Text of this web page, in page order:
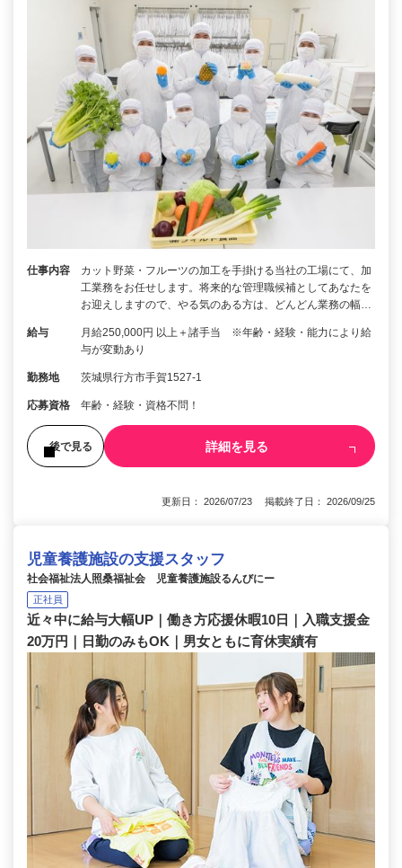
仕事内容
カット野菜・フルーツの加工を手掛ける当社の工場にて、加
工業務をお任せします。将来的な管理職候補としてあなたを
お迎えしますので、やる気のある方は、どんどん業務の幅…
給与
月給250,000円 以上＋諸手当 ※年齢・経験・能力により給
与が変動あり
勤務地 茨城県行方市手賀1527-1
応募資格 年齢・経験・資格不問！
後で見る 詳細を見る
更新日： 2026/07/23 掲載終了日： 2026/09/25
児童養護施設の支援スタッフ
社会福祉法人照桑福祉会 児童養護施設るんびにー
正社員
近々中に給与大幅UP｜働き方応援休暇10日｜入職支援金
20万円｜日勤のみもOK｜男女ともに育休実績有